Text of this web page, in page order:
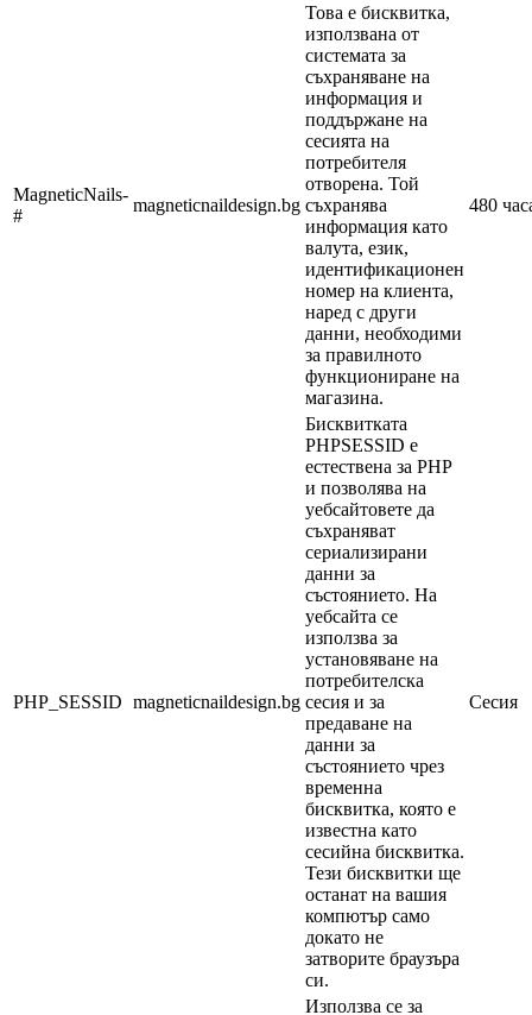
MagneticNails-
#
magneticnaildesign.bg
Това е бисквитка,
използвана от
системата за
съхраняване на
информация и
поддържане на
сесията на
потребителя
отворена. Той
съхранява
информация като
валута, език,
идентификационен
номер на клиента,
наред с други
данни, необходими
за правилното
функциониране на
магазина.
480
PHP_SESSID magneticnaildesign.bg
Бисквитката
PHPSESSID е
естествена за PHP
и позволява на
уебсайтовете да
съхраняват
сериализирани
данни за
състоянието. На
уебсайта се
използва за
установяване на
потребителска
сесия и за
предаване на
данни за
състоянието чрез
временна
бисквитка, която е
известна като
сесийна бисквитка.
Тези бисквитки ще
останат на вашия
компютър само
докато не
затворите браузъра
си.
Сесия
Използва се за